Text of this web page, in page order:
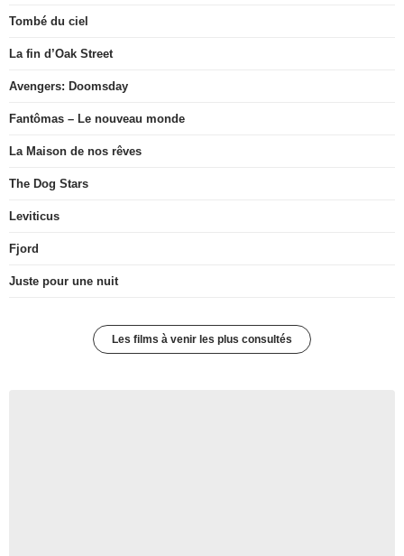
Tombé du ciel
La fin d’Oak Street
Avengers: Doomsday
Fantômas – Le nouveau monde
La Maison de nos rêves
The Dog Stars
Leviticus
Fjord
Juste pour une nuit
Les films à venir les plus consultés